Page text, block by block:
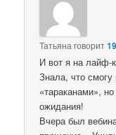
Татьяна говорит
И вот я на лайф-
Знала, что
«тараканами»,
ожидания!
Вчера был